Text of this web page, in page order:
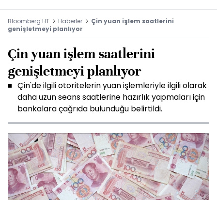
Bloomberg HT Haberler
Çin yuan işlem saatlerini
genişletmeyi planlıyor
Çin yuan işlem saatlerini
genişletmeyi planlıyor
Çin'de ilgili otoritelerin yuan işlemleriyle ilgili olarak
daha uzun seans saatlerine hazırlık yapmaları için
bankalara çağrıda bulunduğu belirtildi.